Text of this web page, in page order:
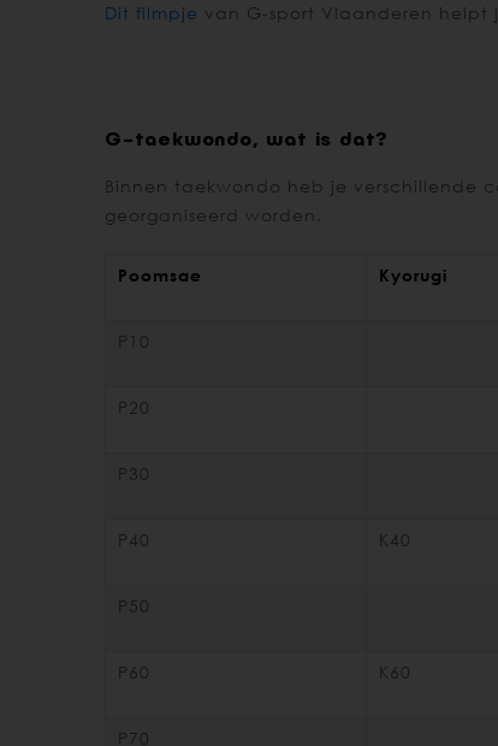
Dit filmpje van G-sport Vlaanderen helpt
G-taekwondo, wat is dat?
Binnen taekwondo heb je verschillende
georganiseerd worden.
Poomsae Kyorugi
P10
P20
P30
P40 K40
P50
P60 K60
P70